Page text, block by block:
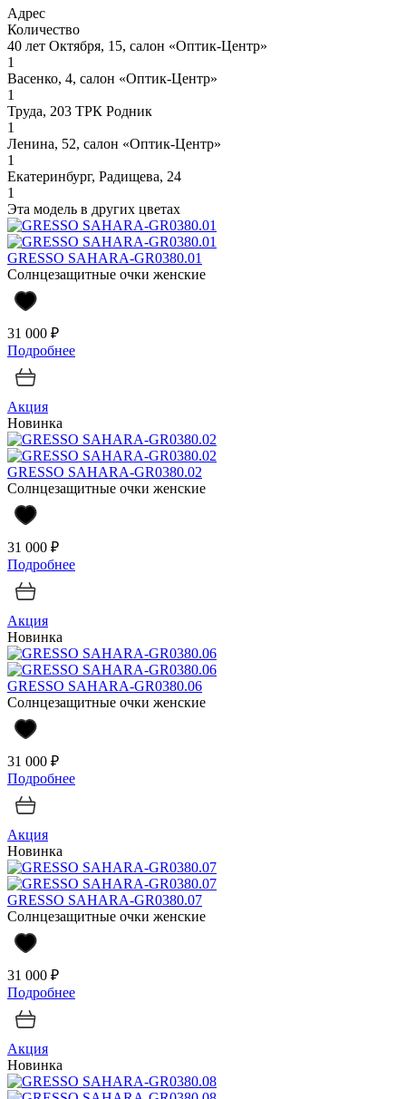
Адрес
Количество
40 лет Октября, 15, салон «Оптик-Центр»
1
Васенко, 4, салон «Оптик-Центр»
1
Труда, 203 ТРК Родник
1
Ленина, 52, салон «Оптик-Центр»
1
Екатеринбург, Радищева, 24
1
Эта модель в других цветах
GRESSO SAHARA-GR0380.01
Солнцезащитные очки женские
31 000 ₽
Подробнее
Акция
Новинка
GRESSO SAHARA-GR0380.02
Солнцезащитные очки женские
31 000 ₽
Подробнее
Акция
Новинка
GRESSO SAHARA-GR0380.06
Солнцезащитные очки женские
31 000 ₽
Подробнее
Акция
Новинка
GRESSO SAHARA-GR0380.07
Солнцезащитные очки женские
31 000 ₽
Подробнее
Акция
Новинка